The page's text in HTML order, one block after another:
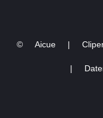
© Aicue |
|